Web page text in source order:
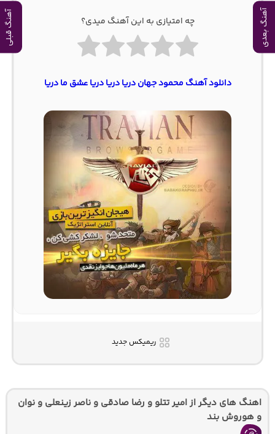
آهنگ بعدی آهنگ قبلی چه امتیازی به این آهنگ میدی؟
دانلود آهنگ محمود جهان دریا دریا دریا عشق ما دریا
ریمیکس جدید
اهنگ های دیگر از امیر تتلو و رضا صادقی و ناصر زینعلی و نوان
و هوروش بند